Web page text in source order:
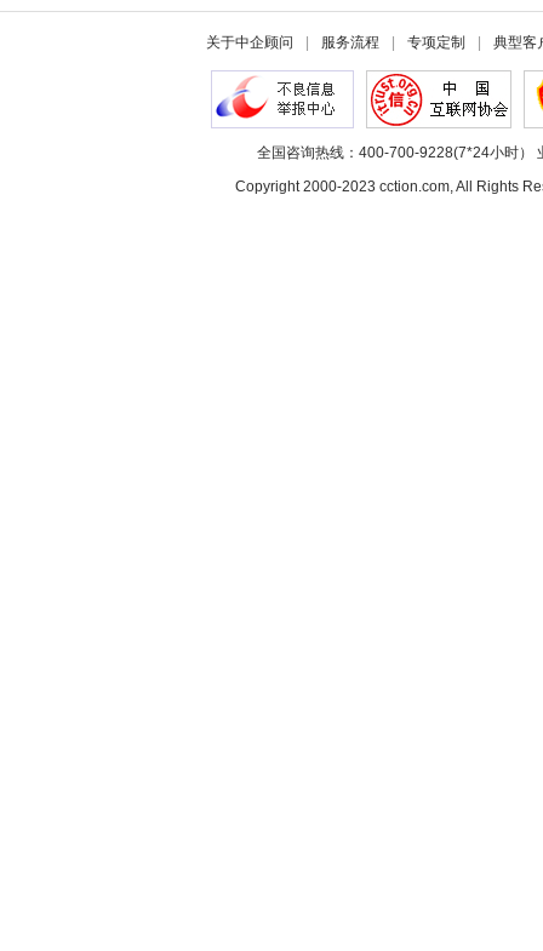
关于中企顾问 服务流程 专项定制 典型客
全国咨询热线：400-700-9228(7*24小时）
Copyright 2000-2023 cction.com, All Rights